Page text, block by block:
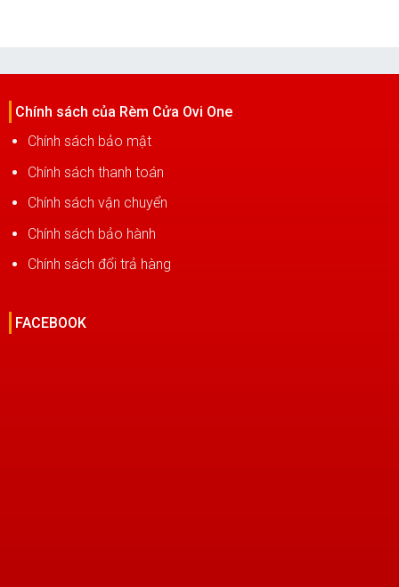
Chính sách của Rèm Cửa Ovi One
Chính sách bảo mật
Chính sách thanh toán
Chính sách vận chuyển
Chính sách bảo hành
Chính sách đổi trả hàng
FACEBOOK